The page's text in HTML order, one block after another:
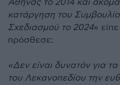
Αθήνας το 2014 και
κατάργηση του
Σχεδιασμού το 2024»
πρόσθεσε:
«Δεν είναι δυνατόν για
του Λεκανοπεδίου την